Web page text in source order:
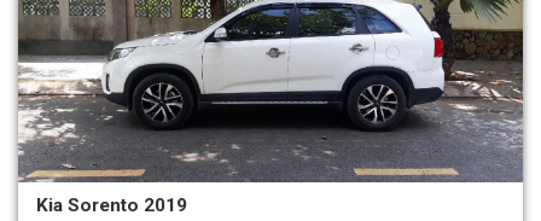
Kia Sorento 2019